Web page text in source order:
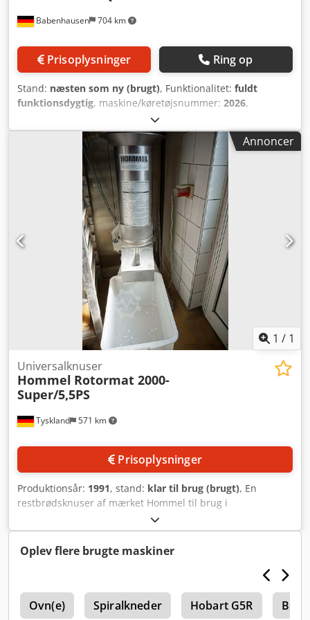
Babenhausen 704 km
Prisoplysninger Ring op
Stand: næsten som ny (brugt), Funktionalitet: fuldt
funktionsdygtig, maskine/køretøjsnummer: 2026,
Tempereringsenhed Thermo Quick Duo
Tempereringsenhed til chokolade Model: Thermo-Quick
Duo med 2 aftagelige skåle Regulering via termostat (70°C)
Tilslutning: 230 V Dcedpfx Acszq U E Hopok Mål: 760 x 410
x 240 mm (B x D x H) Brugt enhed, rengjort med garanti +
reservedelsservice
Annoncer
1 / 1
Tyskland 571 km
Universalknuser
Hommel Rotormat 2000-
Super/5,5PS
Prisoplysninger
Produktionsår: 1991, stand: klar til brug (brugt), En
restbrødsknuser af mærket Hommel til brug i
fødevareindustrien er tilgængelig. Motoreffekt: 5,5 hk,
maskinens dimensioner (X/Y/Z): ca. 700 mm/700 mm/1550
mm, vægt: ca. 55 kg. En besigtigelse på stedet er mulig.
Dsdpfeznmyqex Acpeck
Oplev flere brugte maskiner
Ovn(e) Spiralkneder Hobart G5R